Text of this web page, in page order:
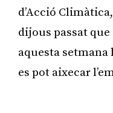
d’Acció
dijous passat
aquesta
es pot aixecar